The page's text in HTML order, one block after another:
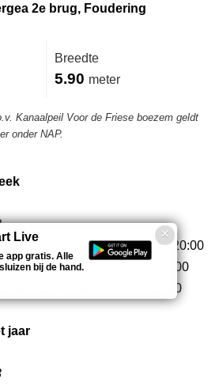
2e brug, Foudering
Breedte
5.90 meter
Kanaalpeil Voor de Friese boezem geldt
onder NAP.
- 12:00 13:00 - 16:15 17:15 - 20:00
12:00 13:00 - 16:15 17:15 - 20:00
13:00 - 16:15 17:15 - 20:00
jaar
Live
app gratis. Alle
bij de hand.